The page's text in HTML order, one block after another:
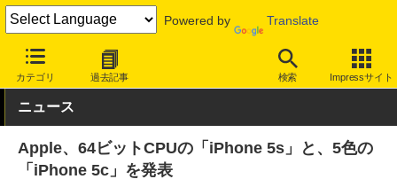
Powered by Translate
カテゴリ 過去記事 検索 Impressサイト
INTERNET Watch ハードウェア モバイル端末
ニュース
Apple、64ビットCPUの「iPhone 5s」と、5色の
「iPhone 5c」を発表